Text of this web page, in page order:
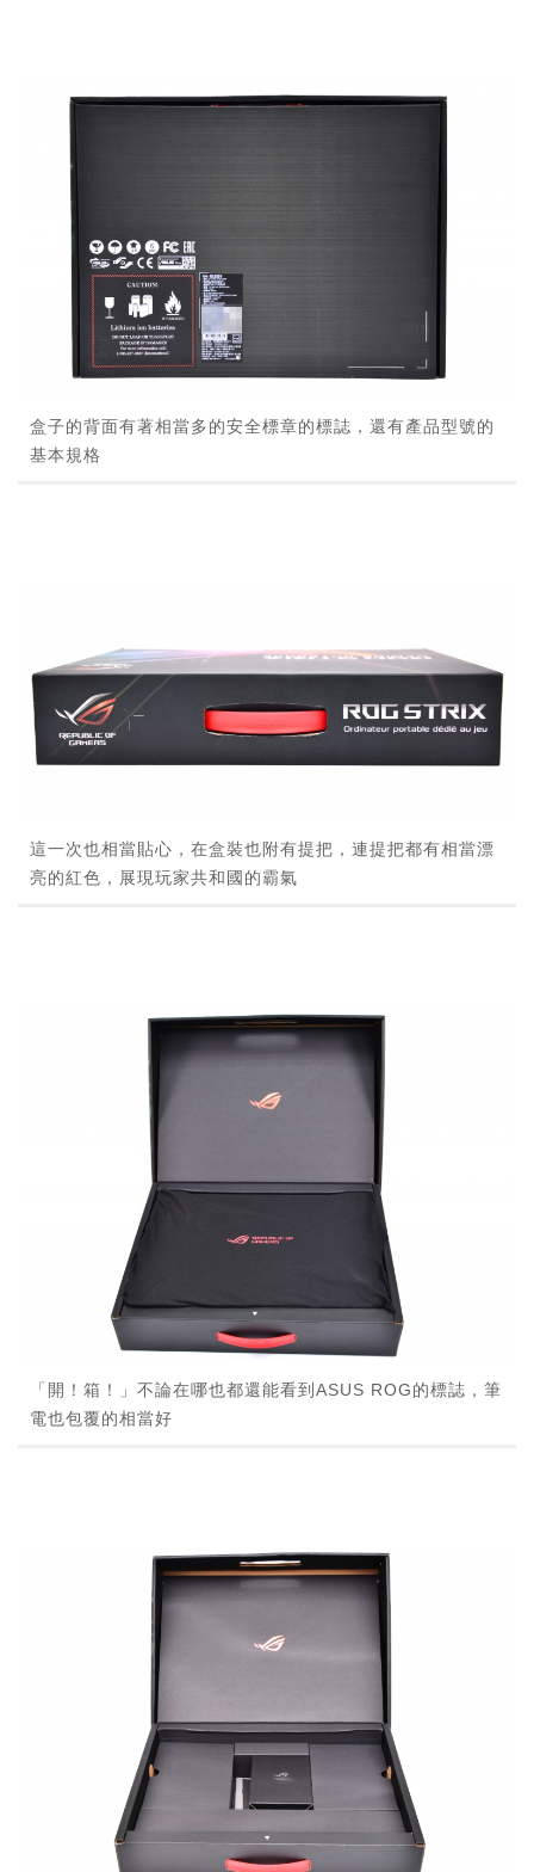
盒子的背面有著相當多的安全標章的標誌，還有產品型號的
基本規格
這一次也相當貼心，在盒裝也附有提把，連提把都有相當漂
亮的紅色，展現玩家共和國的霸氣
「開！箱！」不論在哪也都還能看到ASUS ROG的標誌，筆
電也包覆的相當好